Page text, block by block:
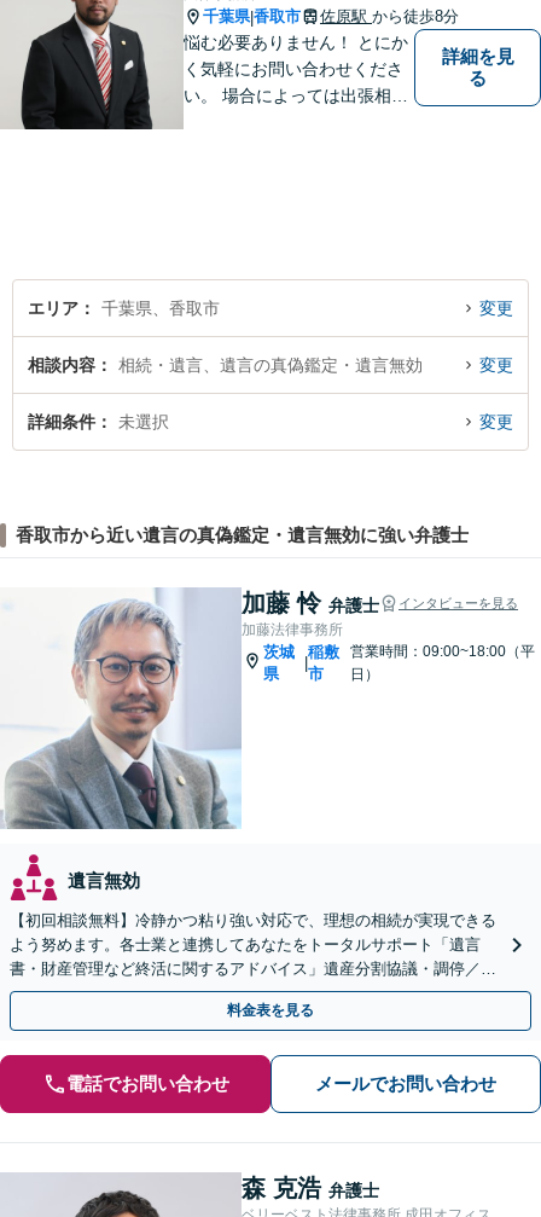
千葉県|香取市 佐原駅 から徒歩8分
悩む必要ありません！ とにか
く気軽にお問い合わせくださ
い。 場合によっては出張相談
詳細を見
る
エリア 千葉県、香取市 変更
相談内容 相続・遺言、遺言の真偽鑑定・遺言無効 変更
詳細条件 未選択 変更
香取市から近い遺言の真偽鑑定・遺言無効に強い弁護士
加藤 怜 弁護士 インタビューを見る
加藤法律事務所
茨城
県
|
稲敷
市
営業時間：09:00~18:00（平
日）
遺言無効
【初回相談無料】冷静かつ粘り強い対応で、理想の相続が実現できる
よう努めます。各士業と連携してあなたをトータルサポート「遺言
書・財産管理など終活に関するアドバイス」遺産分割協議・調停／不
動産相続／遺言書作成／後見／事業承継【ビデオ面談対応】
料金表を見る
電話でお問い合わせ メールでお問い合わせ
森 克浩 弁護士